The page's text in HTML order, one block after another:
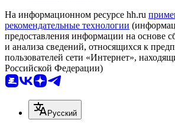
На информационном ресурсе hh.ru
рекомендательные технологии
предоставления информации на основе
и анализа сведений, относящихся к
пользователей сети «Интернет»,
Российской Федерации)
Русский